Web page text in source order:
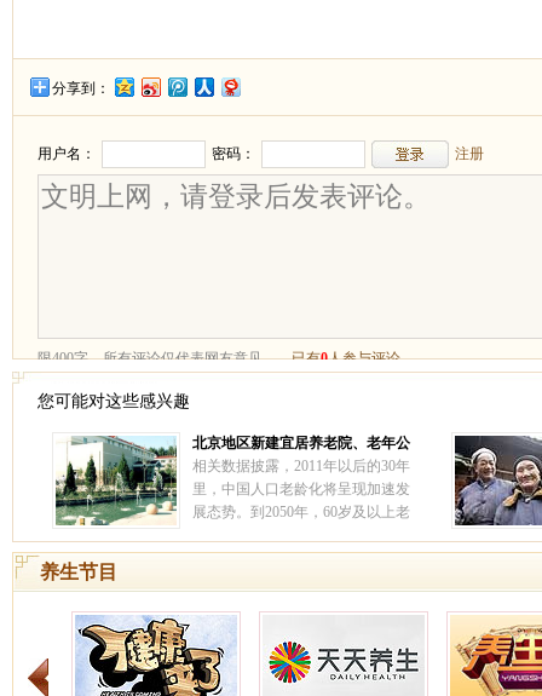
分享到：
您可能对这些感兴趣
北京地区新建宜居养老院、老年公
寓 ——北京汇晨老年公寓北苑分院
相关数据披露，2011年以后的30年
里，中国人口老龄化将呈现加速发
展态势。到2050年，60岁及以上老
入深度老龄化阶段。[详情]
养生节目